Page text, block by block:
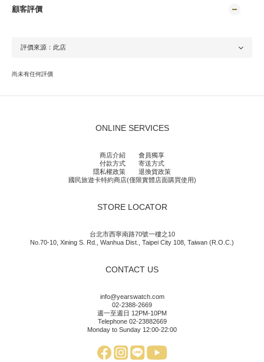
顧客評價
尚未有任何評價
ONLINE SERVICES
商店介紹
會員獨享
付款方式
寄送方式
隱私權政策
退換貨政策
國民旅遊卡特約商店(僅限實體店面購買使用)
STORE LOCATOR
台北市西寧南路70號一樓之10
No.70-10, Xining S. Rd., Wanhua Dist., Taipei City 108, Taiwan (R.O.C.)
CONTACT US
info@yearswatch.com
02-2388-2669
週一至週日 12PM-10PM
Telephone 02-23882669
Monday to Sunday 12:00-22:00